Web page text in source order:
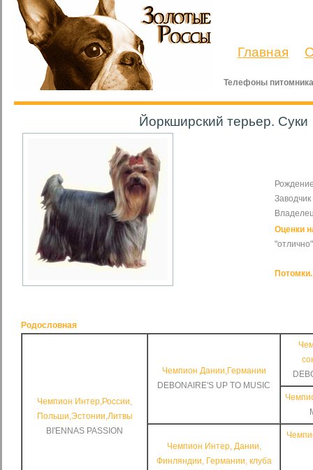
Главная
Телефоны
Йоркширский терьер. Суки
Оценки
"отлично"
Потомки.
Родословная
Чемпион Интер,России,
Польши,Эстонии,Литвы
BI'ENNAS PASSION
Чемпион Дании,Германии
DEBONAIRE'S UP TO MUSIC
Чемпион Интер, Дании,
Финляндии, Германии, клуба